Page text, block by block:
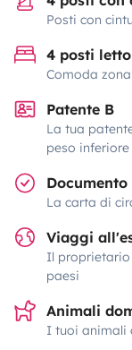
Posti con
4 posti letto
Comoda
Patente B
La tua
peso
La carta di
Viaggi
Il proprietario
paesi
Animali
I tuoi animali